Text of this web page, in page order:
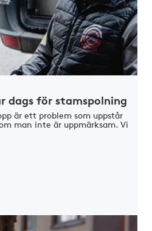
dags för stamspolning
är ett problem som uppstår
man inte är uppmärksam. Vi